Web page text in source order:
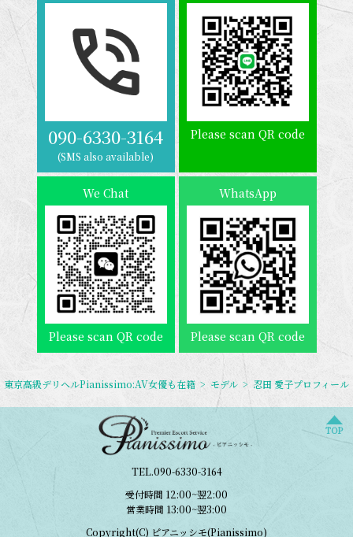
090-6330-3164
(SMS also available)
Please scan QR code
We Chat
Please scan QR code
WhatsApp
Please scan QR code
東京高級デリヘルPianissimo:AV女優も在籍 > モデル > 忍田 愛子プロフィール
TOP
TEL.090-6330-3164
受付時間 12:00~翌2:00
営業時間 13:00~翌3:00
Copyright(C) ピアニッシモ(Pianissimo)